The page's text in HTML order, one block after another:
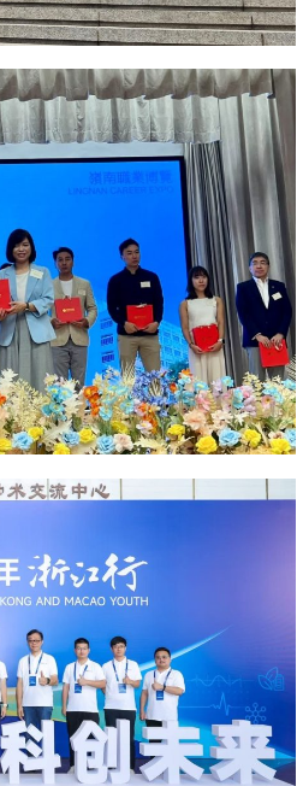
in Shanghai">
Career Expo 2026: From